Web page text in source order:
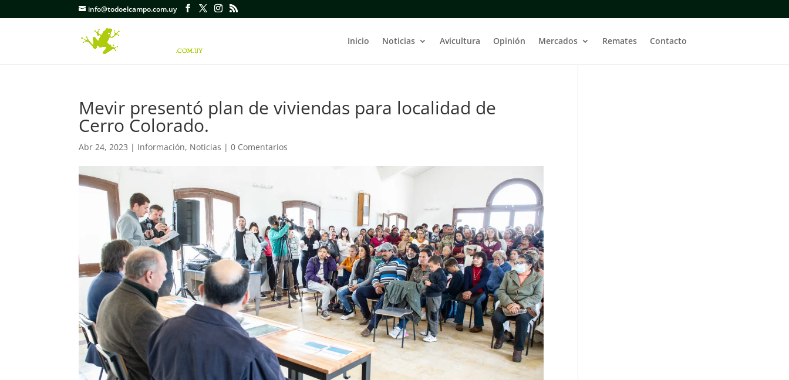
info@todoelcampo.com.uy
Inicio Noticias Avicultura Opinión Mercados Remates Contacto
Mevir presentó plan de viviendas para localidad de
Cerro Colorado.
Abr 24, 2023 | Información, Noticias |0 Comentarios